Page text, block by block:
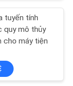
tuyến tính
quy mô thủy
cho máy tiện